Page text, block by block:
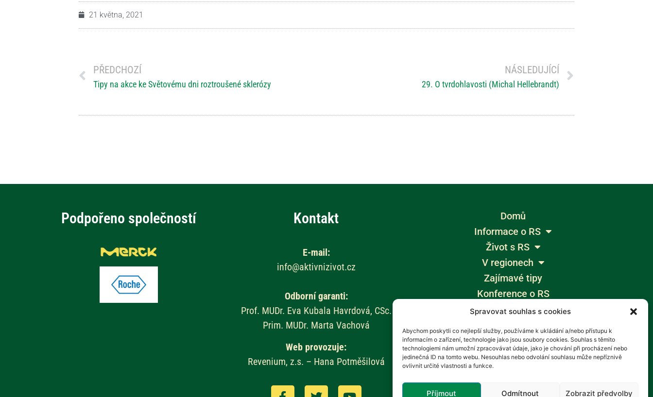
Spravovat souhlas s cookies
Abychom poskytli co nejlepší služby, používáme k ukládání a/nebo přístupu k
informacím o zařízení, technologie jako jsou soubory cookies. Souhlas s těmito
technologiemi nám umožní zpracovávat údaje, jako je chování při procházení nebo
jedinečná ID na tomto webu. Nesouhlas nebo odvolání souhlasu může nepříznivě
ovlivnit určité vlastnosti a funkce.
Příjmout Odmítnout Zobrazit předvolby
21 května, 2021
PŘEDCHOZÍ
Tipy na akce ke Světovému dni roztroušené sklerózy
NÁSLEDUJÍCÍ
29. O tvrdohlavosti (Michal Hellebrandt)
Podpořeno společností Kontakt
E-mail:
info@aktivnizivot.cz
Odborní garanti:
Prof. MUDr. Eva Kubala Havrdová, CSc.
Prim. MUDr. Marta Vachová
Web provozuje:
Revenium, z.s. – Hana Potměšilová
Domů
Informace o RS
Život s RS
V regionech
Zajímavé tipy
Konference o RS
Výlety bez bariér
Blogy
Aktuality